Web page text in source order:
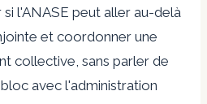
l'ANASE peut aller au-delà
et coordonner une
collective, sans parler de
avec l'administration